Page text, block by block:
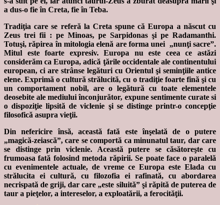
a dus-o fie în Creta, fie în Teba.
Tradiţia care se referă la Creta spune că Europa a născut cu
Zeus trei fii : pe Minoas, pe Sarpidonas şi pe Radamanthi.
Totuşi, răpirea în mitologia elenă are forma unei „nunţi sacre”.
Mitul este foarte expresiv. Europa nu este ceea ce astăzi
considerăm ca Europa, adică ţările occidentale ale continentului
european, ci are strânse legături cu Orientul şi seminţiile antice
elene. Exprimă o cultură strălucită, cu o tradiţie foarte fină şi cu
un comportament nobil, are o legătură cu toate elementele
deosebite ale mediului înconjurător, expune sentimente curate si
o dispoziţie lipsită de viclenie şi se distinge printr-o concepţie
filosofică asupra vieţii.
Din nefericire însă, această fată este înşelată de o putere
„magică-zeiască”, care se comportă ca minunatul taur, dar care
se distinge prin viclenie. Această putere se căsătoreşte cu
frumoasa fată folosind metoda răpirii. Se poate face o paralelă
cu evenimentele actuale, de vreme ce Europa este Elada cu
strălucita ei cultură, cu filozofia ei rafinată, cu abordarea
necrispată de griji, dar care „este siluită” şi răpită de puterea de
taur a pieţelor, a intereselor, a exploatării, a ferocităţii.